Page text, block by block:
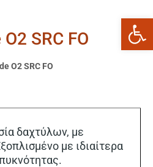
SRC FO
O2 SRC FO
δαχτύλων, με
με ιδιαίτερα